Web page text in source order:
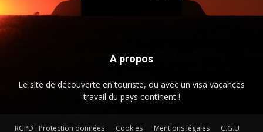
A propos
Le site de découverte en touriste, ou avec un visa vacances
travail du pays continent !
RGPD : Protection données Cookies Mentions légales C.G.U